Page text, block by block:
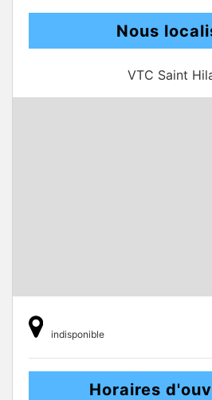
Nous
VTC Saint
indisponible
Horaires